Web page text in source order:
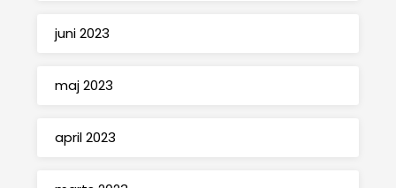
juni 2023
maj 2023
april 2023